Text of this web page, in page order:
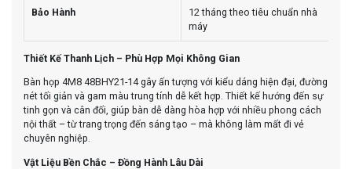
Bảo Hành
12 tháng theo tiêu chuẩn nhà
máy
Thiết Kế Thanh Lịch – Phù Hợp Mọi Không Gian
Bàn họp 4M8 48BHY21-14 gây ấn tượng với kiểu dáng hiện đại, đường
nét tối giản và gam màu trung tính dễ kết hợp. Thiết kế hướng đến sự
tinh gọn và cân đối, giúp bàn dễ dàng hòa hợp với nhiều phong cách
nội thất – từ trang trọng đến sáng tạo – mà không làm mất đi vẻ
chuyên nghiệp.
Vật Liệu Bền Chắc – Đồng Hành Lâu Dài